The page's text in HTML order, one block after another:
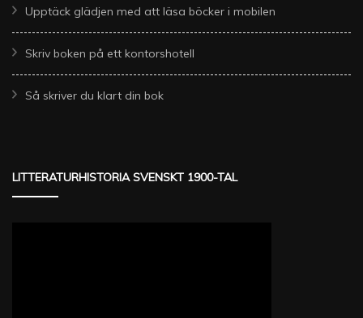
Upptäck glädjen med att läsa böcker i mobilen
Skriv boken på ett kontorshotell
Så skriver du klart din bok
LITTERATURHISTORIA SVENSKT 1900-TAL